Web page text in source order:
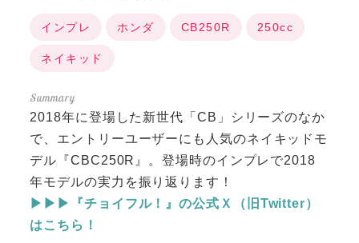
インプレ ホンダ CB250R 250cc
ネイキッド
2018年に登場した新世代「CB」シリーズのなか
で、エントリーユーザーにも人気のネイキッドモ
デル『CBC250R』。登場時のインプレで2018
年モデルの実力を振り返ります！
▶▶▶『チョイフル！』の公式Ｘ（旧Twitter）
はこちら！